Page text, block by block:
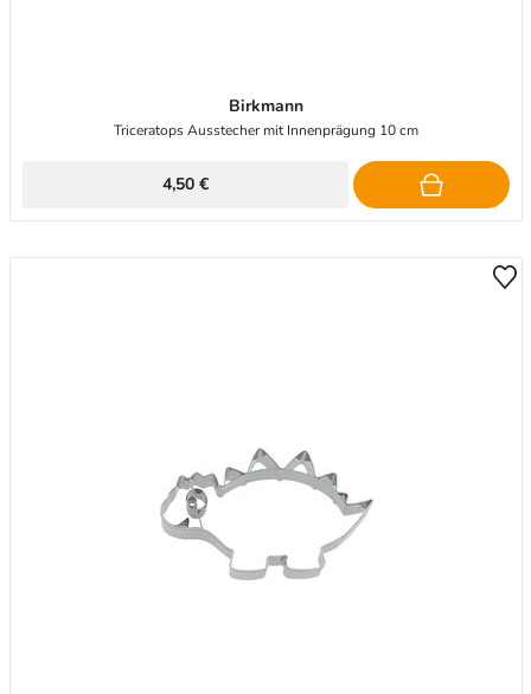
Birkmann
Triceratops Ausstecher mit Innenprägung 10 cm
4,50 €